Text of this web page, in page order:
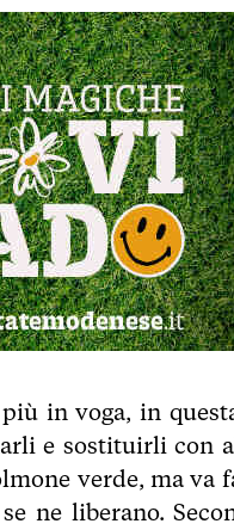
in voga, in
e sostituirli con
verde, ma
ne liberano.